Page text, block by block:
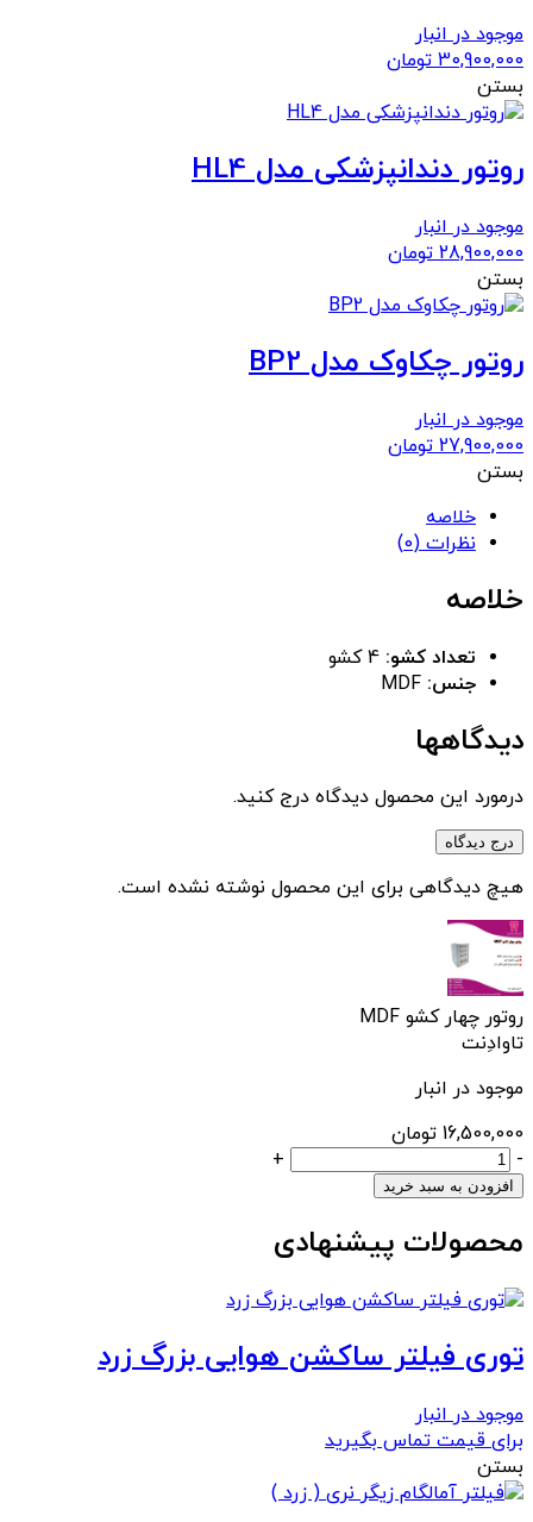
موجود در انبار
30,900,000 تومان
بستن
روتور دندانپزشکی مدل HL4
موجود در انبار
28,900,000 تومان
بستن
روتور چکاوک مدل BP2
موجود در انبار
27,900,000 تومان
بستن
خلاصه
نظرات (0)
خلاصه
تعداد کشو: 4 کشو
جنس: MDF
دیدگاهها
درمورد این محصول دیدگاه درج کنید.
درج دیدگاه
هیچ دیدگاهی برای این محصول نوشته نشده است.
روتور چهار کشو MDF
تاوادِنت
موجود در انبار
16,500,000 تومان
روتور
چهار
MDF
-
+
افزودن به سبد خرید
محصولات پیشنهادی
توری فیلتر ساکشن هوایی بزرگ زرد
موجود در انبار
برای قیمت تماس بگیرید
بستن